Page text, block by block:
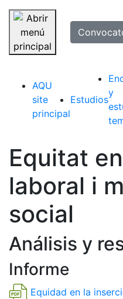
Saltar navegación
selected
AQU
site
principal
Estudios
y
Equitat
laboral i
social
Análisis y
Informe
Equidad en la